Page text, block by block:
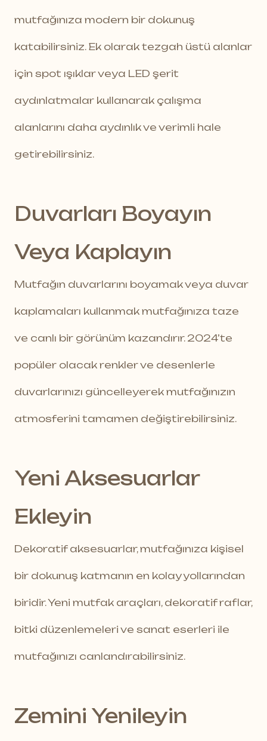
mutfağınıza modern bir dokunuş
katabilirsiniz. Ek olarak tezgah üstü alanlar
için spot ışıklar veya LED şerit
aydınlatmalar kullanarak çalışma
alanlarını daha aydınlık ve verimli hale
getirebilirsiniz.
Duvarları Boyayın
Veya Kaplayın
Mutfağın duvarlarını boyamak veya duvar
kaplamaları kullanmak mutfağınıza taze
ve canlı bir görünüm kazandırır. 2024’te
popüler olacak renkler ve desenlerle
duvarlarınızı güncelleyerek mutfağınızın
atmosferini tamamen değiştirebilirsiniz.
Yeni Aksesuarlar
Ekleyin
Dekoratif aksesuarlar, mutfağınıza kişisel
bir dokunuş katmanın en kolay yollarından
biridir. Yeni mutfak araçları, dekoratif raflar,
bitki düzenlemeleri ve sanat eserleri ile
mutfağınızı canlandırabilirsiniz.
Zemini Yenileyin